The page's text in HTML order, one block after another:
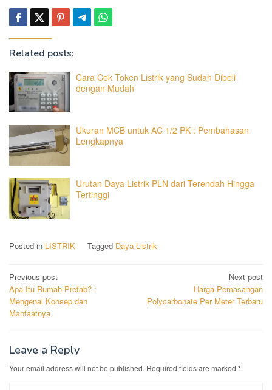
Related posts:
Cara Cek Token Listrik yang Sudah Dibeli
dengan Mudah
Ukuran MCB untuk AC 1/2 PK : Pembahasan
Lengkapnya
Urutan Daya Listrik PLN dari Terendah Hingga
Tertinggi
Posted in LISTRIK Tagged Daya Listrik
Post
navigation
Previous post
Apa Itu Rumah Prefab? :
Mengenal Konsep dan
Manfaatnya
Next post
Harga Pemasangan
Polycarbonate Per Meter Terbaru
Leave a Reply
Your email address will not be published. Required fields are marked *